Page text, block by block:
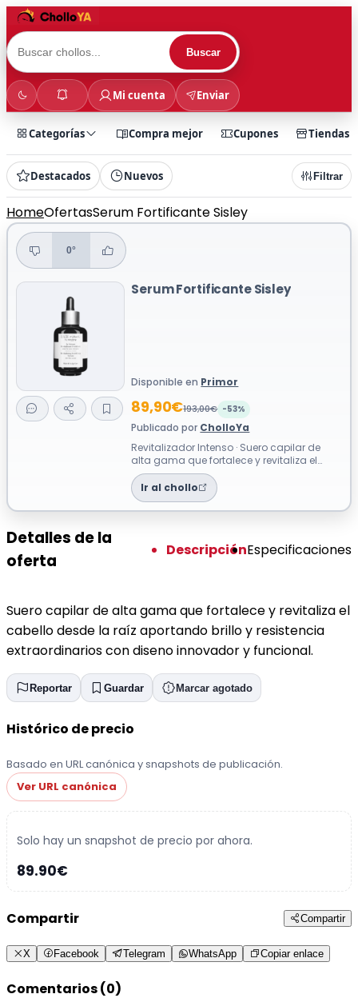
Buscar
Mi cuenta Enviar
Categorías Compra mejor Cupones Tiendas
Destacados Nuevos Filtrar
HomeOfertasSerum Fortificante Sisley
0°
Serum Fortificante Sisley
Disponible en Primor
89,90€193,00€ -53%
Publicado por CholloYa
Revitalizador Intenso · Suero capilar de
alta gama que fortalece y revitaliza el
cabello desde la raíz aportando bril...
Ir al chollo
Detalles de la
oferta
DescripciónEspecificaciones
Suero capilar de alta gama que fortalece y revitaliza el
cabello desde la raíz aportando brillo y resistencia
extraordinarios con diseno innovador y funcional.
Reportar Guardar Marcar agotado
Histórico de precio
Basado en URL canónica y snapshots de publicación.
Ver URL canónica
Solo hay un snapshot de precio por ahora.
89.90€
Compartir Compartir
X Facebook Telegram WhatsApp Copiar enlace
Comentarios (0)